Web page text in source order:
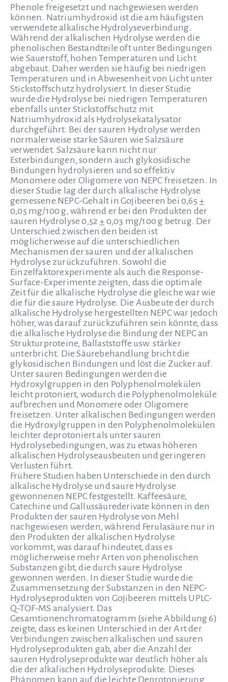
Phenole freigesetzt und nachgewiesen werden
können. Natriumhydroxid ist die am häufigsten
verwendete alkalische Hydrolyseverbindung.
Während der alkalischen Hydrolyse werden die
phenolischen Bestandteile oft unter Bedingungen
wie Sauerstoff, hohen Temperaturen und Licht
abgebaut. Daher werden sie häufig bei niedrigen
Temperaturen und in Abwesenheit von Licht unter
Stickstoffschutz hydrolysiert. In dieser Studie
wurde die Hydrolyse bei niedrigen Temperaturen
ebenfalls unter Stickstoffschutz mit
Natriumhydroxid als Hydrolysekatalysator
durchgeführt. Bei der sauren Hydrolyse werden
normalerweise starke Säuren wie Salzsäure
verwendet. Salzsäure kann nicht nur
Esterbindungen, sondern auch glykosidische
Bindungen hydrolysieren und so effektiv
Monomere oder Oligomere von NEPC freisetzen. In
dieser Studie lag der durch alkalische Hydrolyse
gemessene NEPC-Gehalt in Gojibeeren bei 0,65 ±
0,05 mg/100 g, während er bei den Produkten der
sauren Hydrolyse 0,52 ± 0,03 mg/100 g betrug. Der
Unterschied zwischen den beiden ist
möglicherweise auf die unterschiedlichen
Mechanismen der sauren und der alkalischen
Hydrolyse zurückzuführen. Sowohl die
Einzelfaktorexperimente als auch die Response-
Surface-Experimente zeigten, dass die optimale
Zeit für die alkalische Hydrolyse die gleiche war wie
die für die saure Hydrolyse. Die Ausbeute der durch
alkalische Hydrolyse hergestellten NEPC war jedoch
höher, was darauf zurückzuführen sein könnte, dass
die alkalische Hydrolyse die Bindung der NEPC an
Strukturproteine, Ballaststoffe usw. stärker
unterbricht. Die Säurebehandlung bricht die
glykosidischen Bindungen und löst die Zucker auf.
Unter sauren Bedingungen werden die
Hydroxylgruppen in den Polyphenolmolekülen
leicht protoniert, wodurch die Polyphenolmoleküle
aufbrechen und Monomere oder Oligomere
freisetzen. Unter alkalischen Bedingungen werden
die Hydroxylgruppen in den Polyphenolmolekülen
leichter deprotoniert als unter sauren
Hydrolysebedingungen, was zu etwas höheren
alkalischen Hydrolyseausbeuten und geringeren
Verlusten führt.
Frühere Studien haben Unterschiede in den durch
alkalische Hydrolyse und saure Hydrolyse
gewonnenen NEPC festgestellt. Kaffeesäure,
Catechine und Gallussäurederivate können in den
Produkten der sauren Hydrolyse von Mehl
nachgewiesen werden, während Ferulasäure nur in
den Produkten der alkalischen Hydrolyse
vorkommt, was darauf hindeutet, dass es
möglicherweise mehr Arten von phenolischen
Substanzen gibt, die durch saure Hydrolyse
gewonnen werden. In dieser Studie wurde die
Zusammensetzung der Substanzen in den NEPC-
Hydrolyseprodukten von Gojibeeren mittels UPLC-
Q-TOF-MS analysiert. Das
Gesamtionenchromatogramm (siehe Abbildung 6)
zeigte, dass es keinen Unterschied in der Art der
Verbindungen zwischen alkalischen und sauren
Hydrolyseprodukten gab, aber die Anzahl der
sauren Hydrolyseprodukte war deutlich höher als
die der alkalischen Hydrolyseprodukte. Dieses
Phänomen kann auf die leichte Deprotonierung